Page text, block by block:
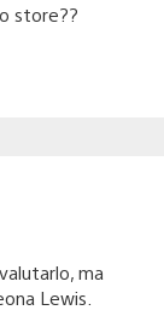
store??
ma
Lewis.